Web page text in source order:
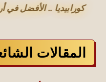
كورابيديا .. الأفضل في
المقالات